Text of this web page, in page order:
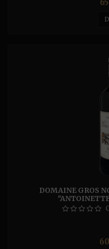
DOMAINE GROS